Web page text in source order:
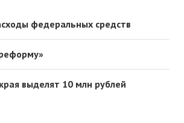
федеральных средств
выделят 10 млн рублей